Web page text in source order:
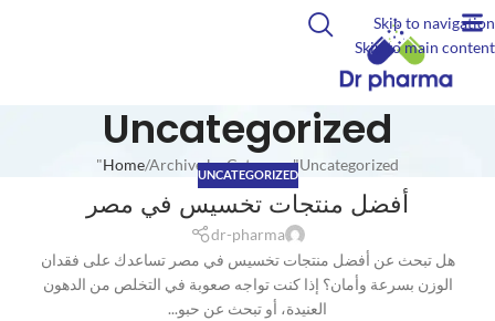
Skip to navigation
Skip to main content
Uncategorized
Home Archive by Category "Uncategorized"
UNCATEGORIZED
أفضل منتجات تخسيس في مصر
dr-pharma
هل تبحث عن أفضل منتجات تخسيس في مصر تساعدك على فقدان
الوزن بسرعة وأمان؟ إذا كنت تواجه صعوبة في التخلص من الدهون
العنيدة، أو تبحث عن حبو...